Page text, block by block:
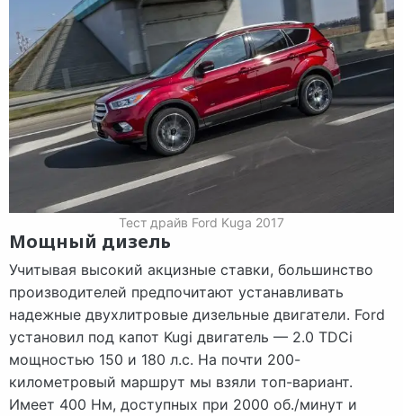
Тест драйв Ford Kuga 2017
Мощный дизель
Учитывая высокий акцизные ставки, большинство
производителей предпочитают устанавливать
надежные двухлитровые дизельные двигатели. Ford
установил под капот Kugi двигатель — 2.0 TDCi
мощностью 150 и 180 л.с. На почти 200-
километровый маршрут мы взяли топ-вариант.
Имеет 400 Нм, доступных при 2000 об./минут и